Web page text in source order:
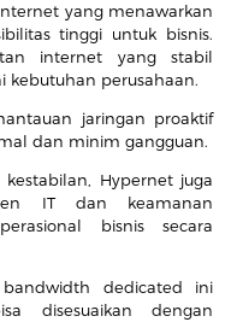
yang menawarkan
tinggi untuk bisnis.
internet yang stabil
kebutuhan perusahaan.
jaringan proaktif
dan minim gangguan.
Hypernet juga
IT dan keamanan
bisnis secara
bandwidth dedicated ini
disesuaikan dengan